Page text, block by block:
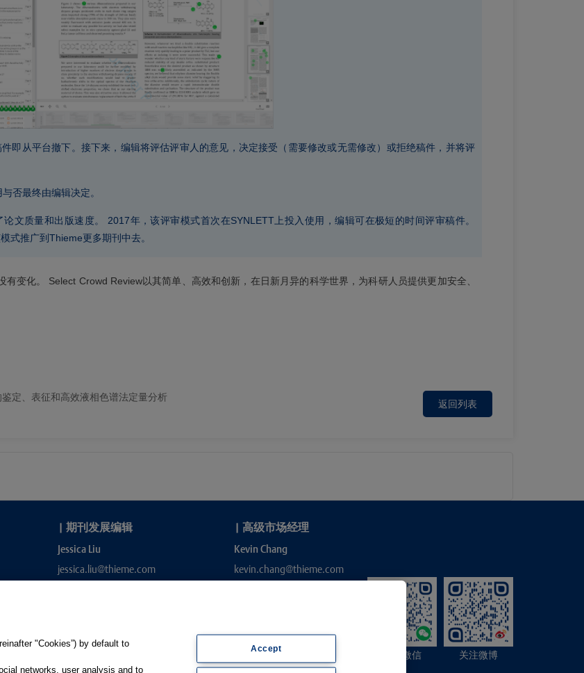
即从平台撤下。接下来，编辑将评估评审人的意见，决定接受（需要修改或无需修改）或拒绝稿件，并将评
否最终由编辑决定。
文质量和出版速度。 2017年，该评审模式首次在SYNLETT上投入使用，编辑可在极短的时间评审稿件。
式推广到Thieme更多期刊中去。
变化。 Select Crowd Review以其简单、高效和创新，在日新月异的科学世界，为科研人员提供更加安全、
定、表征和高效液相色谱法定量分析
返回列表
| 期刊发展编辑
Jessica Liu
jessica.liu@thieme.com
| 高级市场经理
Kevin Chang
kevin.chang@thieme.com
关注微博
关注微信
"Cookies”) by default to
networks, user analysis and to
Accept